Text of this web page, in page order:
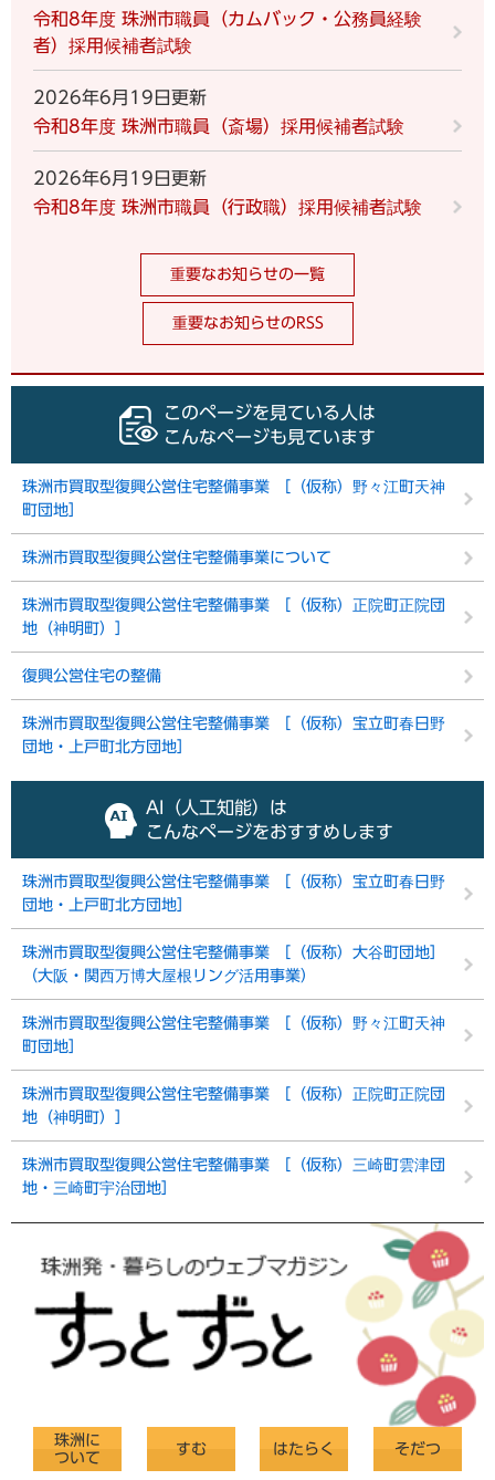
令和8年度 珠洲市職員（カムバック・公務員経験
者）採用候補者試験
2026年6月19日更新
令和8年度 珠洲市職員（斎場）採用候補者試験
2026年6月19日更新
令和8年度 珠洲市職員（行政職）採用候補者試験
重要なお知らせの一覧
重要なお知らせのRSS
このページを見ている人は
こんなページも見ています
珠洲市買取型復興公営住宅整備事業 ［（仮称）野々江町天神
町団地］
珠洲市買取型復興公営住宅整備事業について
珠洲市買取型復興公営住宅整備事業 ［（仮称）正院町正院団
地（神明町）］
復興公営住宅の整備
珠洲市買取型復興公営住宅整備事業 ［（仮称）宝立町春日野
団地・上戸町北方団地］
AI（人工知能）は
こんなページをおすすめします
珠洲市買取型復興公営住宅整備事業 ［（仮称）宝立町春日野
団地・上戸町北方団地］
珠洲市買取型復興公営住宅整備事業 ［（仮称）大谷町団地］
（大阪・関西万博大屋根リング活用事業）
珠洲市買取型復興公営住宅整備事業 ［（仮称）野々江町天神
町団地］
珠洲市買取型復興公営住宅整備事業 ［（仮称）正院町正院団
地（神明町）］
珠洲市買取型復興公営住宅整備事業 ［（仮称）三崎町雲津団
地・三崎町宇治団地］
珠洲に
ついて
すむ はたらく そだつ